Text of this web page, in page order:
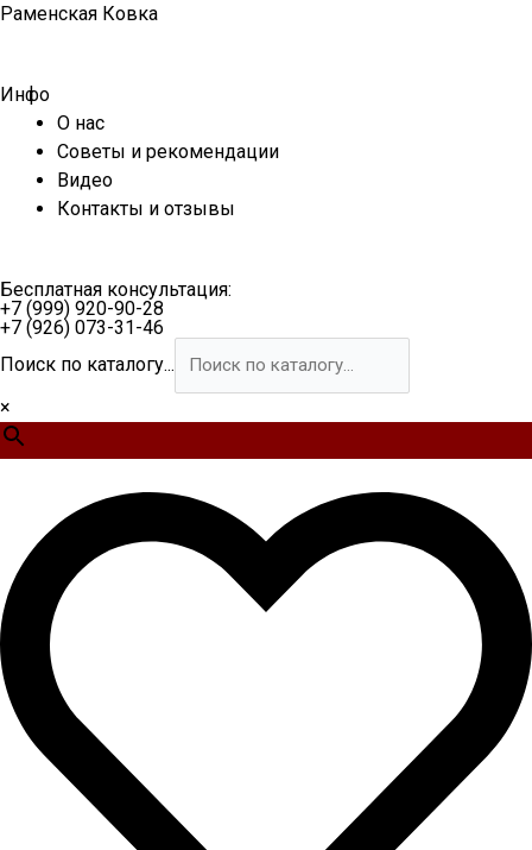
Перейти
Раменская Ковка
Инфо
О нас
Советы и рекомендации
Видео
Контакты и отзывы
Бесплатная консультация:
+7 (999) 920-90-28
+7 (926) 073-31-46
Поиск по каталогу...
×